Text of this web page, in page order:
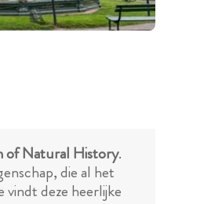
of Natural History.
die al het
vindt deze heerlijke